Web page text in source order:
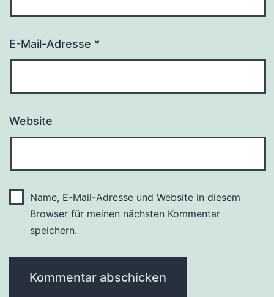
E-Mail-Adresse *
Website
Name, E-Mail-Adresse und Website in diesem
Browser für meinen nächsten Kommentar
speichern.